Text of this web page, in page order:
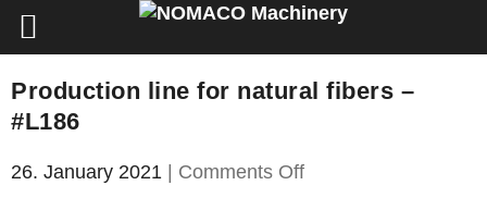
Production line for natural fibers –
#L186
26. January 2021 Comments Offon